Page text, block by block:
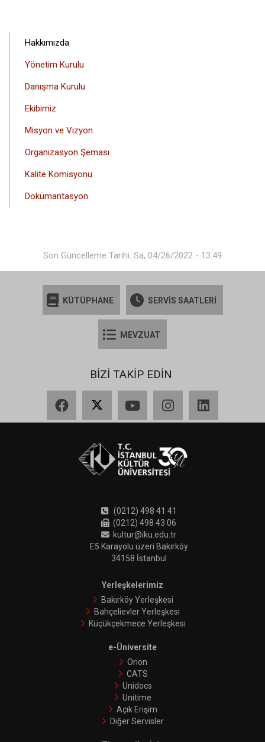
ANA
MENÜSÜ
Hakkımızda
Yönetim Kurulu
Danışma Kurulu
Ekibimiz
Misyon ve Vizyon
Organizasyon Şeması
Kalite Komisyonu
Dokümantasyon
Son Güncelleme Tarihi: Sa, 04/26/2022 - 13:49
KÜTÜPHANE SERVİS SAATLERİ
MEVZUAT
BİZİ TAKİP EDİN
(0212) 498 41 41
(0212) 498 43 06
kultur@iku.edu.tr
E5 Karayolu üzeri Bakırköy
34158 İstanbul
Yerleşkelerimiz
Bakırköy Yerleşkesi
Bahçelievler Yerleşkesi
Küçükçekmece Yerleşkesi
e-Üniversite
Orion
CATS
Unidocs
Unitime
Açık Erişim
Diğer Servisler